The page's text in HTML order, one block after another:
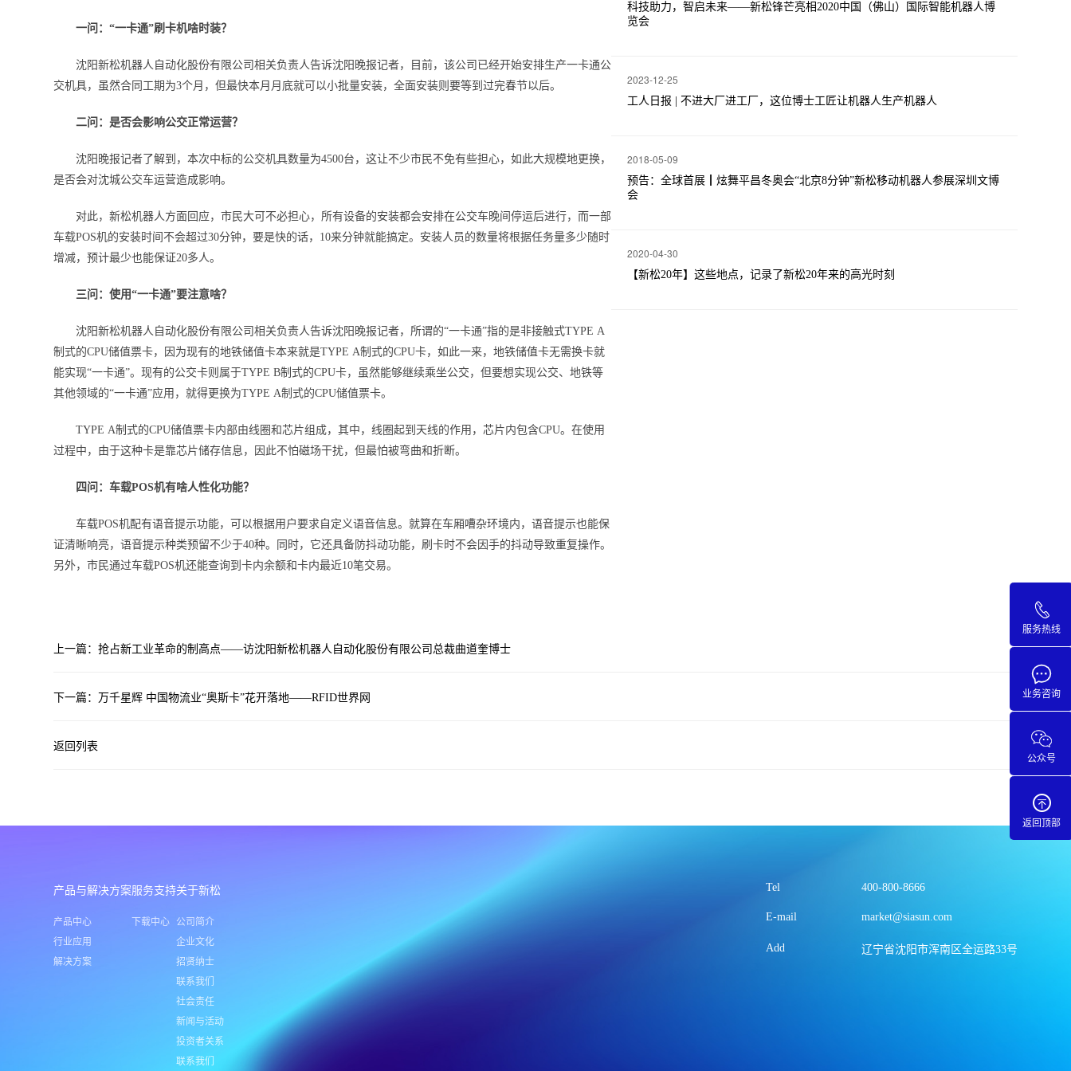
一问：“一卡通”刷卡机啥时装？
沈阳新松机器人自动化股份有限公司相关负责人告诉沈阳晚报记者，目前，该公司已经开始安排生产一卡通公
交机具，虽然合同工期为3个月，但最快本月月底就可以小批量安装，全面安装则要等到过完春节以后。
二问：是否会影响公交正常运营？
沈阳晚报记者了解到，本次中标的公交机具数量为4500台，这让不少市民不免有些担心，如此大规模地更换，
是否会对沈城公交车运营造成影响。
对此，新松机器人方面回应，市民大可不必担心，所有设备的安装都会安排在公交车晚间停运后进行，而一部
车载POS机的安装时间不会超过30分钟，要是快的话，10来分钟就能搞定。安装人员的数量将根据任务量多少随时
增减，预计最少也能保证20多人。
三问：使用“一卡通”要注意啥？
沈阳新松机器人自动化股份有限公司相关负责人告诉沈阳晚报记者，所谓的“一卡通”指的是非接触式TYPE A
制式的CPU储值票卡，因为现有的地铁储值卡本来就是TYPE A制式的CPU卡，如此一来，地铁储值卡无需换卡就
能实现“一卡通”。现有的公交卡则属于TYPE B制式的CPU卡，虽然能够继续乘坐公交，但要想实现公交、地铁等
其他领域的“一卡通”应用，就得更换为TYPE A制式的CPU储值票卡。
TYPE A制式的CPU储值票卡内部由线圈和芯片组成，其中，线圈起到天线的作用，芯片内包含CPU。在使用
过程中，由于这种卡是靠芯片储存信息，因此不怕磁场干扰，但最怕被弯曲和折断。
四问：车载POS机有啥人性化功能？
车载POS机配有语音提示功能，可以根据用户要求自定义语音信息。就算在车厢嘈杂环境内，语音提示也能保
证清晰响亮，语音提示种类预留不少于40种。同时，它还具备防抖动功能，刷卡时不会因手的抖动导致重复操作。
另外，市民通过车载POS机还能查询到卡内余额和卡内最近10笔交易。
科技助力，智启未来——新松锋芒亮相2020中国（佛山）国际智能机器人博
览会
2023-12-25
工人日报 | 不进大厂进工厂，这位博士工匠让机器人生产机器人
2018-05-09
预告：全球首展┃炫舞平昌冬奥会“北京8分钟”新松移动机器人参展深圳文博
会
2020-04-30
【新松20年】这些地点，记录了新松20年来的高光时刻
上一篇：抢占新工业革命的制高点——访沈阳新松机器人自动化股份有限公司总裁曲道奎博士
下一篇：万千星辉 中国物流业“奥斯卡”花开落地——RFID世界网
返回列表
产品与解决方案
产品中心
行业应用
解决方案
服务支持
下载中心
关于新松
公司简介
企业文化
招贤纳士
联系我们
社会责任
新闻与活动
投资者关系
联系我们
Tel 400-800-8666
E-mail market@siasun.com
Add 辽宁省沈阳市浑南区全运路33号
服务热线
业务咨询
公众号
返回顶部